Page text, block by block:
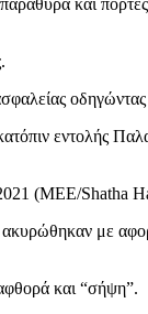
εντολής
ακυρώθηκαν με
και “σήψη”.